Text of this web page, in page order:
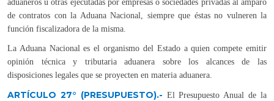
aduaneros u otras ejecutadas por empresas o sociedades privadas al amparo
de contratos con la Aduana Nacional, siempre que éstas no vulneren la
función fiscalizadora de la misma.
La Aduana Nacional es el organismo del Estado a quien compete emitir
opinión técnica y tributaria aduanera sobre los alcances de las
disposiciones legales que se proyecten en materia aduanera.
ARTÍCULO 27° (PRESUPUESTO).- El Presupuesto Anual de la